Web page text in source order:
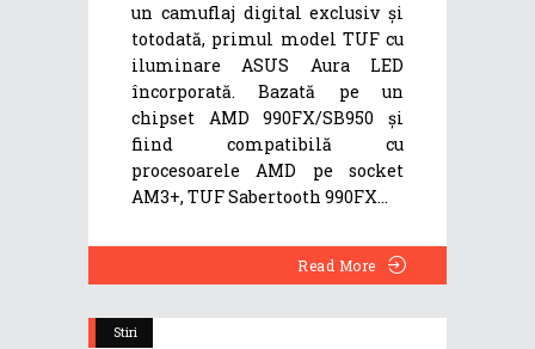
un camuflaj digital exclusiv și
totodată, primul model TUF cu
iluminare ASUS Aura LED
încorporată. Bazată pe un
chipset AMD 990FX/SB950 și
fiind compatibilă cu
procesoarele AMD pe socket
AM3+, TUF Sabertooth 990FX
Read More
Stiri